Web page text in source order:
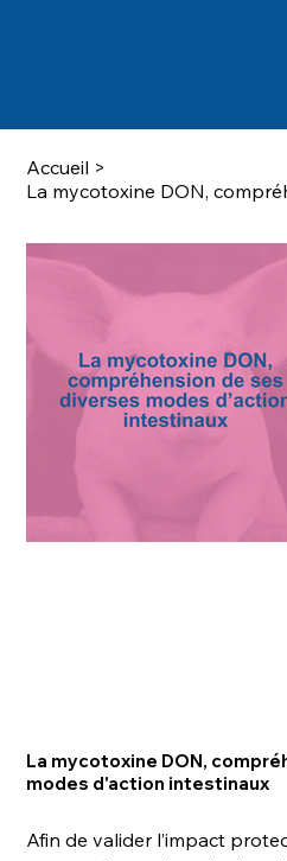
Accueil >
La mycotoxine DON,
modes d'action intestinaux
Afin de valider l’impact